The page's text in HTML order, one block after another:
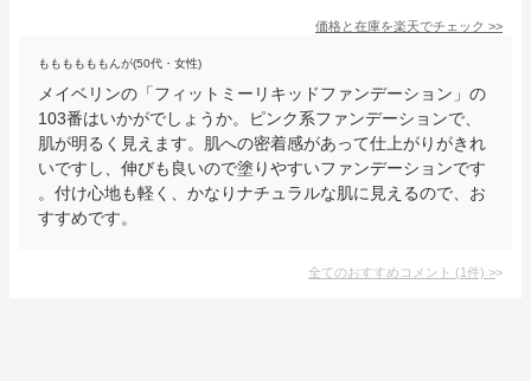
価格と在庫を楽天でチェック >>
ももももももんが(50代・女性)
メイベリンの「フィットミーリキッドファンデーション」の
103番はいかがでしょうか。ピンク系ファンデーションで、
肌が明るく見えます。肌への密着感があって仕上がりがきれ
いですし、伸びも良いので塗りやすいファンデーションです
。付け心地も軽く、かなりナチュラルな肌に見えるので、お
すすめです。
全てのおすすめコメント (1件) >